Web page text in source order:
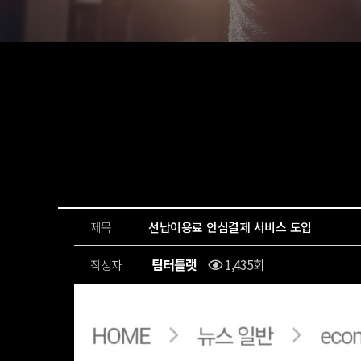
제목 선납이용료 안심결제 서비스 도입
작성자 팀터틀랫 1,435회